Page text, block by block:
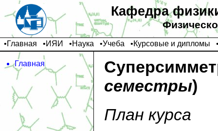
Кафедра
•Главная •ИЯИ •Наука •Учеба •Курсовые и дипломы
Главная
семестры)
План курса